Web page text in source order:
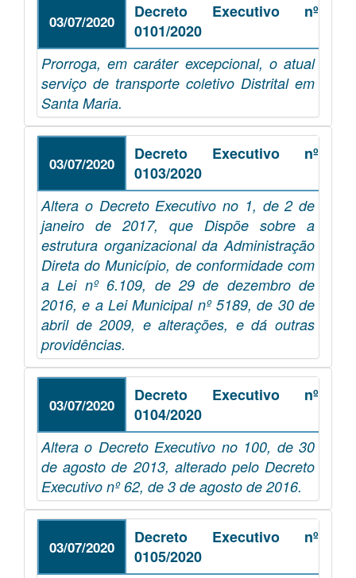
03/07/2020
Decreto Executivo nº
0101/2020
Prorroga, em caráter excepcional, o atual
serviço de transporte coletivo Distrital em
Santa Maria.
03/07/2020
Decreto Executivo nº
0103/2020
Altera o Decreto Executivo no 1, de 2 de
janeiro de 2017, que Dispõe sobre a
estrutura organizacional da Administração
Direta do Município, de conformidade com
a Lei nº 6.109, de 29 de dezembro de
2016, e a Lei Municipal nº 5189, de 30 de
abril de 2009, e alterações, e dá outras
providências.
03/07/2020
Decreto Executivo nº
0104/2020
Altera o Decreto Executivo no 100, de 30
de agosto de 2013, alterado pelo Decreto
Executivo nº 62, de 3 de agosto de 2016.
03/07/2020
Decreto Executivo nº
0105/2020